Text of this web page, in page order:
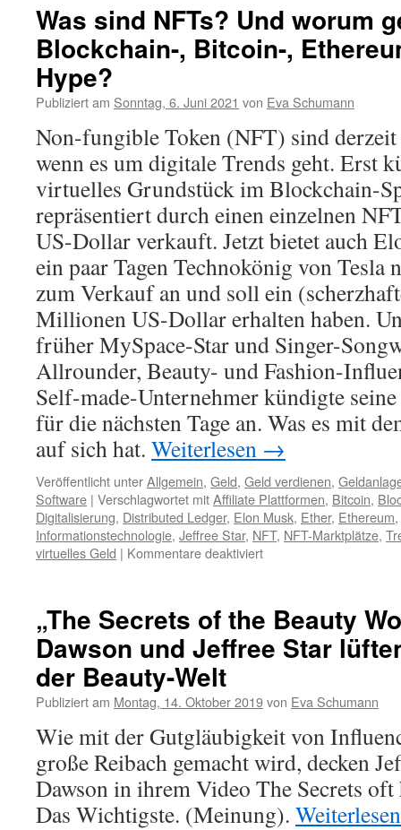
Was sind NFTs? Und worum
Blockchain-, Bitcoin-,
Hype?
Publiziert am Sonntag, 6. Juni 2021 von Eva Schumann
Non-fungible Token (NFT) sind derzeit
wenn es um digitale Trends geht. Erst
virtuelles Grundstück im Blockchain-
repräsentiert durch einen einzelnen
US-Dollar verkauft. Jetzt bietet auch
ein paar Tagen Technokönig von Tesla
zum Verkauf an und soll ein
Millionen US-Dollar erhalten haben.
früher MySpace-Star und Singer-
Allrounder, Beauty- und Fashion-
Self-made-Unternehmer kündigte
für die nächsten Tage an. Was es mit
auf sich hat. Weiterlesen →
Veröffentlicht unterAllgemein, Geld, Geld verdienen,
Software | Verschlagwortet mitAffiliate Plattformen, Bitcoin,
Digitalisierung, Distributed Ledger, Elon Musk, Ether, Ethereum,
Informationstechnologie, Jeffree Star, NFT, NFT-Marktplätze,
virtuelles Geld | Kommentare deaktiviert
„The Secrets of the Beauty
Dawson und Jeffree Star
der Beauty-Welt
Publiziert am Montag, 14. Oktober 2019von Eva Schumann
Wie mit der Gutgläubigkeit von
große Reibach gemacht wird, decken
Dawson in ihrem Video The Secrets
Das Wichtigste. (Meinung).